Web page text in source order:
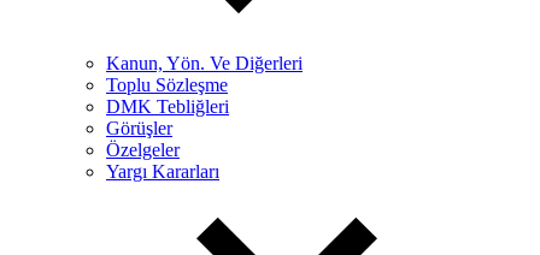
Kanun, Yön. Ve Diğerleri
Toplu Sözleşme
DMK Tebliğleri
Görüşler
Özelgeler
Yargı Kararları